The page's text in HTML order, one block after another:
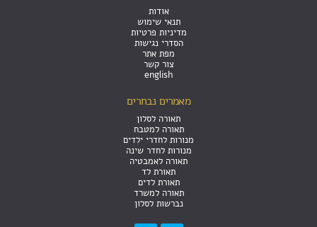
אודות
תנאי שימוש
מדיניות פרטיות
הסדרי נגישות
מפת אתר
צור קשר
english
מאמרים נבחרים
תאורה לסלון
תאורה למטבח
מנורות לחדרי ילדים
מנורות לחדר שינה
תאורה לאמבטיה
תאורת לד
תאורת לדים
תאורה למשרד
נברשות לסלון